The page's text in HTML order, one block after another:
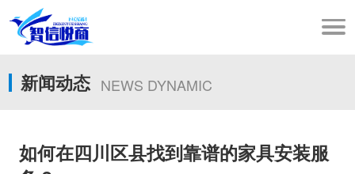
新闻动态 NEWS DYNAMIC
如何在四川区县找到靠谱的家具安装服